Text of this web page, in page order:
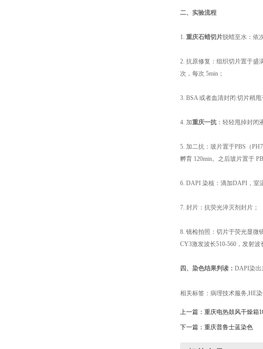
二、实验流程
1. 重庆石蜡切片脱蜡至水：依
2. 抗原修复：组织切片置于盛
次，每次 5min；
3. BSA 或者血清封闭:切片稍
4. 加重庆一抗 ：轻轻甩掉封闭
5. 加二抗：玻片置于PBS（
孵育 120min。之后玻片置于
6. DAPI 染核：滴加DAPI，室
7. 封片：抗荧光淬灭剂封片；
8. 镜检拍照：切片于荧光显微
CY3激发波长510-560，发射波
四、染色结果判读： DAPI染出
相关标签： 病理技术服务,HE
上一篇： 重庆电热鼓风干燥箱
下一篇： 重庆普鲁士蓝染色